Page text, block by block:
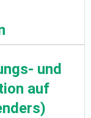
und
auf